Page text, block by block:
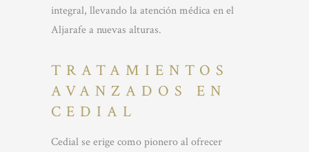
integral, llevando la atención médica en el
Aljarafe a nuevas alturas.
TRATAMIENTOS
AVANZADOS EN
CEDIAL
Cedial se erige como pionero al ofrecer